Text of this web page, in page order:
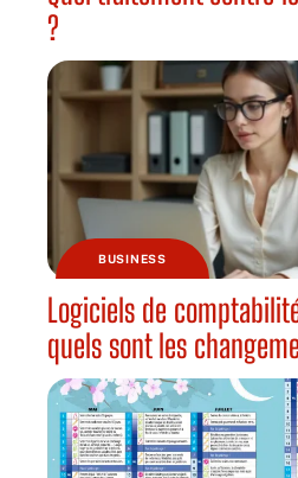
?
BUSINESS
Logiciels de
quels sont les